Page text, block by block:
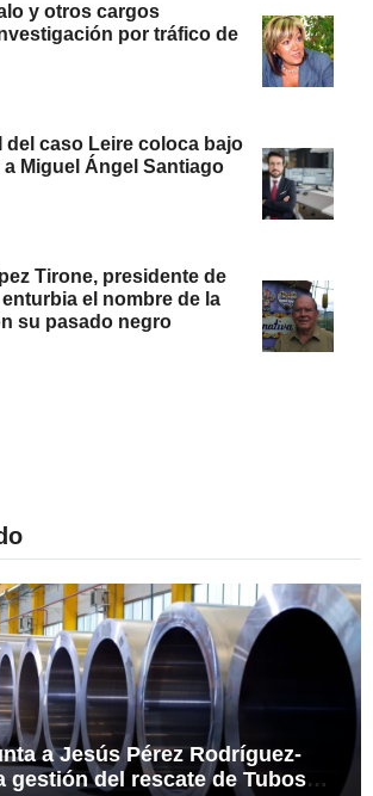
y otros cargos
por tráfico de
del caso Leire coloca bajo
Miguel Ángel Santiago
Tirone, presidente de
enturbia el nombre de la
su pasado negro
a Jesús Pérez Rodríguez-
gestión del rescate de Tubos